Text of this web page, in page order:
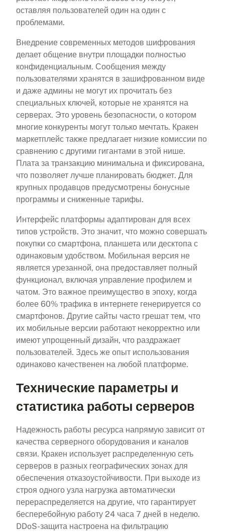
оставляя пользователей один на один с
проблемами.
Внедрение современных методов шифрования
делает общение внутри площадки полностью
конфиденциальным. Сообщения между
пользователями хранятся в зашифрованном виде
и даже админы не могут их прочитать без
специальных ключей, которые не хранятся на
серверах. Это уровень безопасности, о котором
многие конкуренты могут только мечтать. Кракен
маркетплейс также предлагает низкие комиссии по
сравнению с другими гигантами в этой нише.
Плата за транзакцию минимальна и фиксирована,
что позволяет лучше планировать бюджет. Для
крупных продавцов предусмотрены бонусные
программы и сниженные тарифы.
Интерфейс платформы адаптирован для всех
типов устройств. Это значит, что можно совершать
покупки со смартфона, планшета или десктопа с
одинаковым удобством. Мобильная версия не
является урезанной, она предоставляет полный
функционал, включая управление профилем и
чатом. Это важное преимущество в эпоху, когда
более 60% трафика в интернете генерируется со
смартфонов. Другие сайты часто грешат тем, что
их мобильные версии работают некорректно или
имеют упрощенный дизайн, что раздражает
пользователей. Здесь же опыт использования
одинаково качественен на любой платформе.
Технические параметры и
статистика работы серверов
Надежность работы ресурса напрямую зависит от
качества серверного оборудования и каналов
связи. Кракен использует распределенную сеть
серверов в разных географических зонах для
обеспечения отказоустойчивости. При выходе из
строя одного узла нагрузка автоматически
перераспределяется на другие, что гарантирует
бесперебойную работу 24 часа 7 дней в неделю.
DDoS-защита настроена на фильтрацию